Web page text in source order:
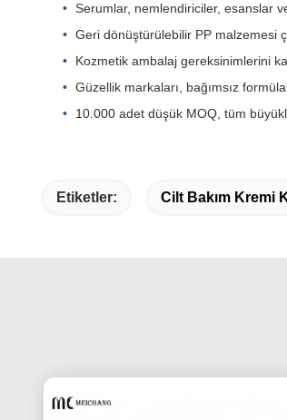
Serumlar, nemlendiriciler, esanslar
Geri dönüştürülebilir PP malzemesi
Kozmetik ambalaj gereksinimlerini
Güzellik markaları, bağımsız
10.000 adet düşük MOQ, tüm
Etiketler: Cilt Bakım Kremi